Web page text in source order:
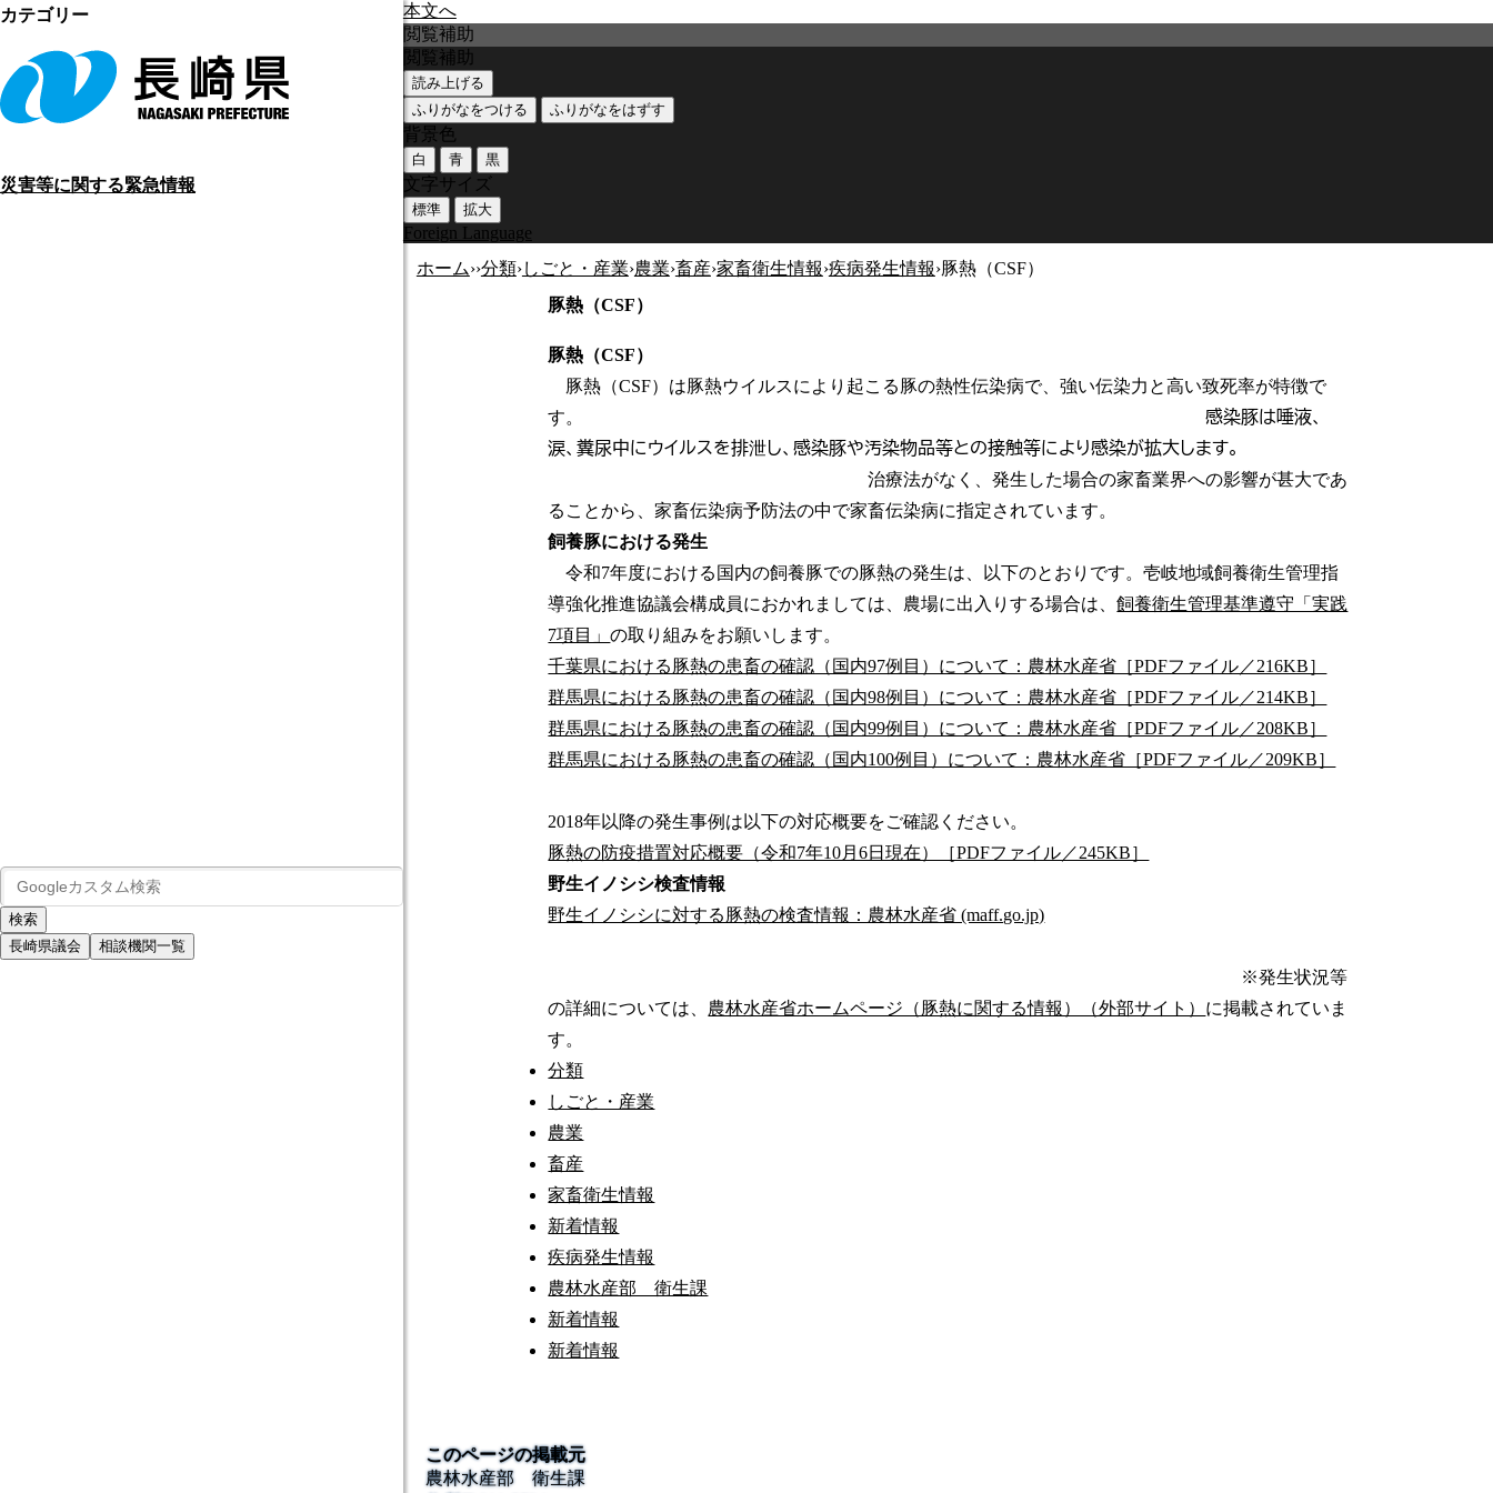
本文へ
災害等に関する緊急情報
長崎県議会 相談機関一覧
閲覧補助
閲覧補助
読み上げる
ふりがなをつける
ふりがなをはずす
背景色
白 青 黒
文字サイズ
標準 拡大
Foreign Language
ホーム››分類›しごと・産業›農業›畜産›家畜衛生情報›疾病発生情報›豚熱（CSF）
豚熱（CSF）
豚熱（CSF）
豚熱（CSF）は豚熱ウイルスにより起こる豚の熱性伝染病で、強い伝染力と高い致死率が特徴で
す。感染豚は唾液、
涙、糞尿中にウイルスを排泄し、感染豚や汚染物品等との接触等により感染が拡大します。
治療法がなく、発生した場合の家畜業界への影響が甚大であ
ることから、家畜伝染病予防法の中で家畜伝染病に指定されています。
飼養豚における発生
令和7年度における国内の飼養豚での豚熱の発生は、以下のとおりです。壱岐地域飼養衛生管理指
導強化推進協議会構成員におかれましては、農場に出入りする場合は、飼養衛生管理基準遵守「実践
7項目」の取り組みをお願いします。
千葉県における豚熱の患畜の確認（国内97例目）について：農林水産省［PDFファイル／216KB］
群馬県における豚熱の患畜の確認（国内98例目）について：農林水産省［PDFファイル／214KB］
群馬県における豚熱の患畜の確認（国内99例目）について：農林水産省［PDFファイル／208KB］
群馬県における豚熱の患畜の確認（国内100例目）について：農林水産省［PDFファイル／209KB］
2018年以降の発生事例は以下の対応概要をご確認ください。
豚熱の防疫措置対応概要（令和7年10月6日現在）［PDFファイル／245KB］
野生イノシシ検査情報
野生イノシシに対する豚熱の検査情報：農林水産省 (maff.go.jp)
※発生状況等
の詳細については、 農林水産省ホームページ（豚熱に関する情報）（外部サイト） に掲載されていま
す。
カテゴリー
分類
しごと・産業
農業
畜産
家畜衛生情報
新着情報
疾病発生情報
農林水産部 衛生課
新着情報
新着情報
このページの掲載元
農林水産部 衛生課